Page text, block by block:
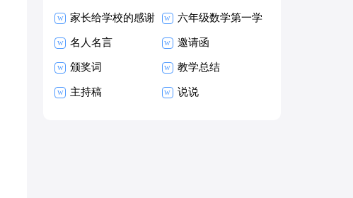
祝酒词 书15篇
家长给学校的感谢
信
六年级数学第一学
期教学工作总结
名人名言 邀请函
颁奖词 教学总结
主持稿 说说